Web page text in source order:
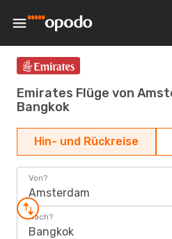
Emirates Flüge von
Bangkok
Hin- und Rückreise
Von?
Amsterdam
Nach?
Bangkok